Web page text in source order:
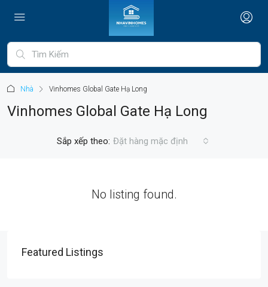
Nhà Vinhomes Global Gate Hạ Long
Vinhomes Global Gate Hạ Long
Sắp xếp theo: Đặt hàng mặc định
No listing found.
Featured Listings